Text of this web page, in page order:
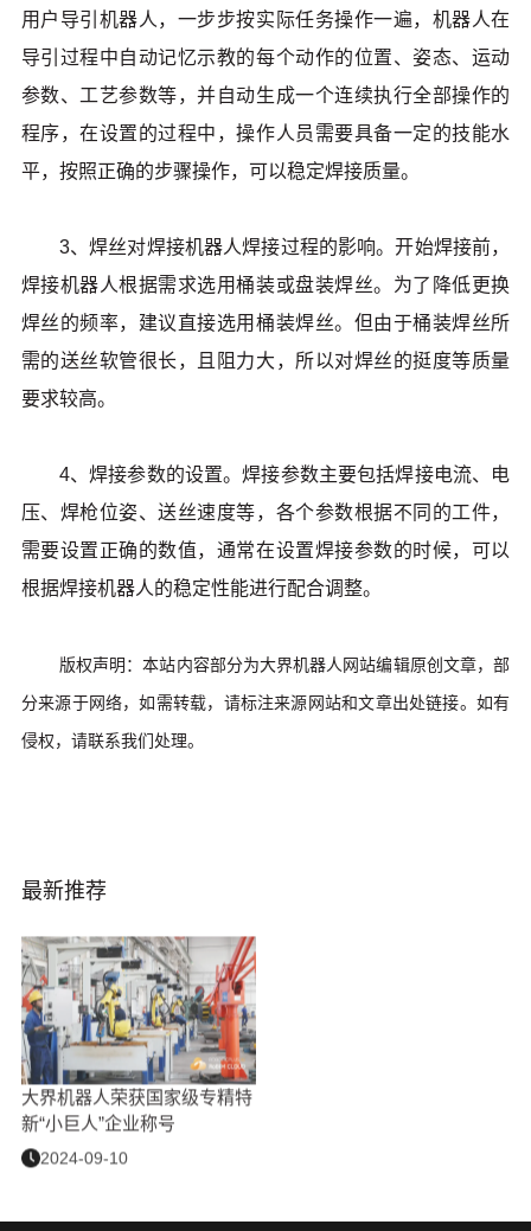
用户导引机器人，一步步按实际任务操作一遍，机器人在
导引过程中自动记忆示教的每个动作的位置、姿态、运动
参数、工艺参数等，并自动生成一个连续执行全部操作的
程序，在设置的过程中，操作人员需要具备一定的技能水
平，按照正确的步骤操作，可以稳定焊接质量。
3、焊丝对焊接机器人焊接过程的影响。开始焊接前，
焊接机器人根据需求选用桶装或盘装焊丝。为了降低更换
焊丝的频率，建议直接选用桶装焊丝。但由于桶装焊丝所
需的送丝软管很长，且阻力大，所以对焊丝的挺度等质量
要求较高。
4、焊接参数的设置。焊接参数主要包括焊接电流、电
压、焊枪位姿、送丝速度等，各个参数根据不同的工件，
需要设置正确的数值，通常在设置焊接参数的时候，可以
根据焊接机器人的稳定性能进行配合调整。
版权声明：本站内容部分为大界机器人网站编辑原创文章，部
分来源于网络，如需转载，请标注来源网站和文章出处链接。如有
侵权，请联系我们处理。
最新推荐
大界机器人荣获国家级专精特
新“小巨人”企业称号
2024-09-10